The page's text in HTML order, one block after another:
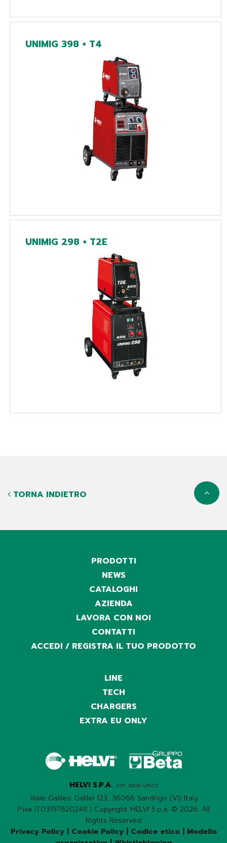
UNIMIG 398 + T4
UNIMIG 298 + T2E
TORNA INDIETRO
PRODOTTI
NEWS
CATALOGHI
AZIENDA
LAVORA CON NOI
CONTATTI
ACCEDI / REGISTRA IL TUO PRODOTTO
LINE
TECH
CHARGERS
EXTRA EU ONLY
HELVI S.P.A. con socio unico
Viale Galileo Galilei 123, 36066 Sandrigo (VI) Italy
P.iva IT03197820248 | Copyright HELVI S.p.a. © 2026. All
Rights Reserved
Privacy Policy| Cookie Policy| Codice etico| Modello